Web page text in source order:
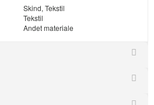
Skind, Tekstil
Tekstil
Andet materiale